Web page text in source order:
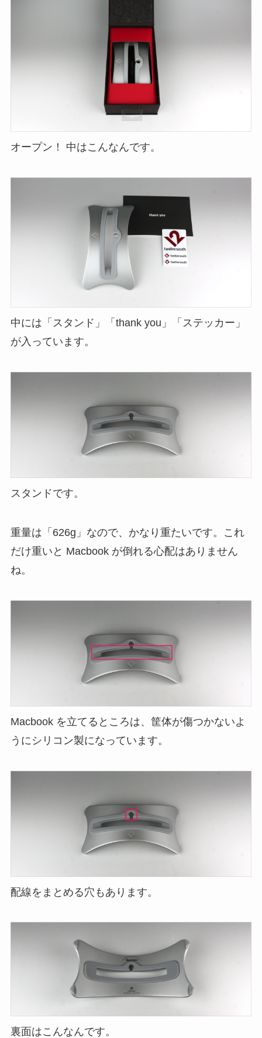
オープン！ 中はこんなんです。
中には「スタンド」「thank you」「ステッカー」
が入っています。
スタンドです。
重量は「626g」なので、かなり重たいです。これ
だけ重いと Macbook が倒れる心配はありません
ね。
Macbook を立てるところは、筐体が傷つかないよ
うにシリコン製になっています。
配線をまとめる穴もあります。
裏面はこんなんです。